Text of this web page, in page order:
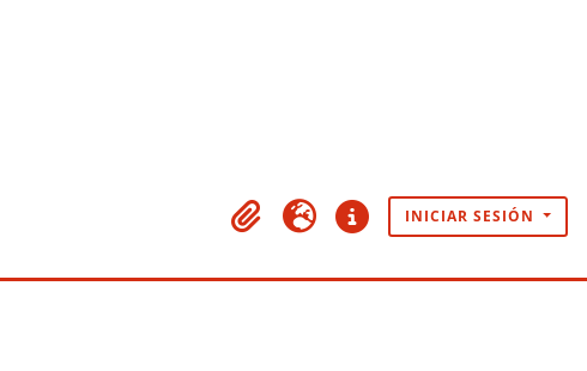
Portapapeles
Idioma Enlaces rápidosINICIAR SESIÓN